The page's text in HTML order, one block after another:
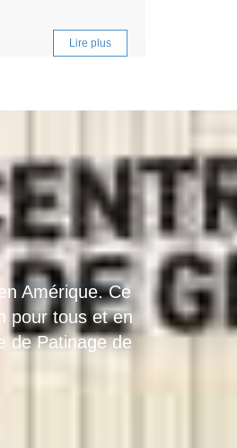
Lire plus
Amérique. Ce
pour tous et en
de Patinage de